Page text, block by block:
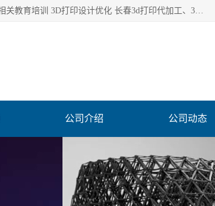
长春市东师青鸟科技有限公司从事3D打印代加工 3D打印设计服务 3D打印相关教育培训 3D打印设计优化 长春3d打印代加工、3D打印代加工及设计服务、3D打印相关教育培训、专利代理及优化、3D打印上下游技术服务，深耕工业设计、机械设计、3D打印多年年，拥有多项技术，辅助数十位客户完成自己的发明及实用新型专利。
公司介绍 公司动态